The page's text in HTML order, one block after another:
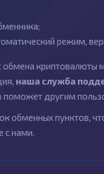
режим,
криптовалюты
наша служба
другим
обменных пунктов,
с нами.